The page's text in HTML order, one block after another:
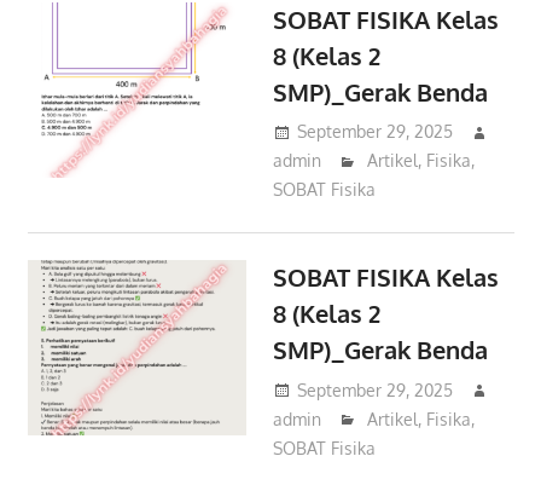
SOBAT FISIKA Kelas
8 (Kelas 2
SMP)_Gerak Benda
September 29, 2025
admin
Artikel, Fisika,
SOBAT Fisika
SOBAT FISIKA Kelas
8 (Kelas 2
SMP)_Gerak Benda
September 29, 2025
admin
Artikel, Fisika,
SOBAT Fisika